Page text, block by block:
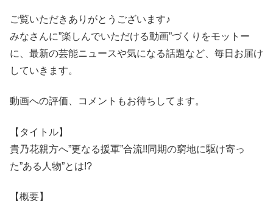
ご覧いただきありがとうございます♪
みなさんに”楽しんでいただける動画”づくりをモットー
に、最新の芸能ニュースや気になる話題など、毎日お届け
していきます。
動画への評価、コメントもお待ちしてます。
【タイトル】
貴乃花親方へ”更なる援軍”合流!!同期の窮地に駆け寄っ
た”ある人物”とは!?
【概要】